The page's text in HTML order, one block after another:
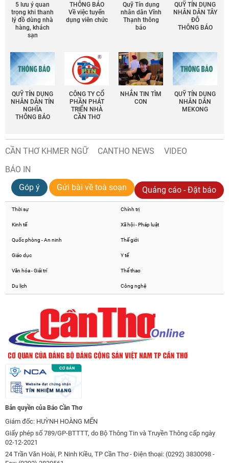
5 lưu ý quan
trọng khi thanh
lý đồ dùng nhà
hàng, khách
sạn
THÔNG BÁO
Về việc tuyển
dụng viên chức
Quỹ Tín dụng
nhân dân Vĩnh
Thạnh thông
báo
QUỸ TÍN DỤNG
NHÂN DÂN TÂY
ĐÔ
THÔNG BÁO
QUỸ TÍN DỤNG
NHÂN DÂN TÍN
NGHĨA
THÔNG BÁO
CÔNG TY CỔ
PHẦN PHÁT
TRIỂN NHÀ
CẦN THƠ
NHẮN TIN TÌM
CON
QUỸ TÍN DỤNG
NHÂN DÂN
MEKONG
CẦN THƠ KHMER NGỮ CANTHO NEWS
VIDEO
BÁO IN
Góp ý
Gửi bài về toà soạn Quảng cáo - Đặt báo
Thời sự Chính trị
Kinh tế Xã hội - Pháp luật
Quốc phòng - An ninh Thế giới
Giáo dục Y tế
Văn hóa - Giải trí Thể thao
Du lịch Công nghệ
Bản quyền của Báo Cần Thơ
Giám đốc: HUỲNH HOÀNG MẾN
Giấy phép số 789/GP-BTTTT, do Bộ Thông Tin và Truyền Thông cấp ngày
02-12-2021
24 Trần Văn Hoài, P. Ninh Kiều, TP Cần Thơ - Điện thoại: (0292) 3830098 -